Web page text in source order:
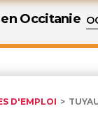
Occitanie
D'EMPLOI